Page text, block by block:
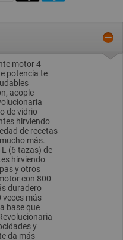
motor 4
potencia te
acople
de vidrio
hirviendo
de recetas
más.
(6 tazas) de
hirviendo
y otros
con 800
duradero
veces más
base que
y
da más